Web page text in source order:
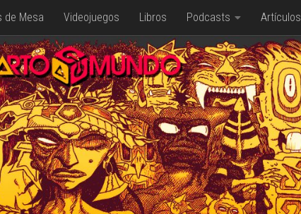
de Mesa Videojuegos Libros Podcasts Artículos